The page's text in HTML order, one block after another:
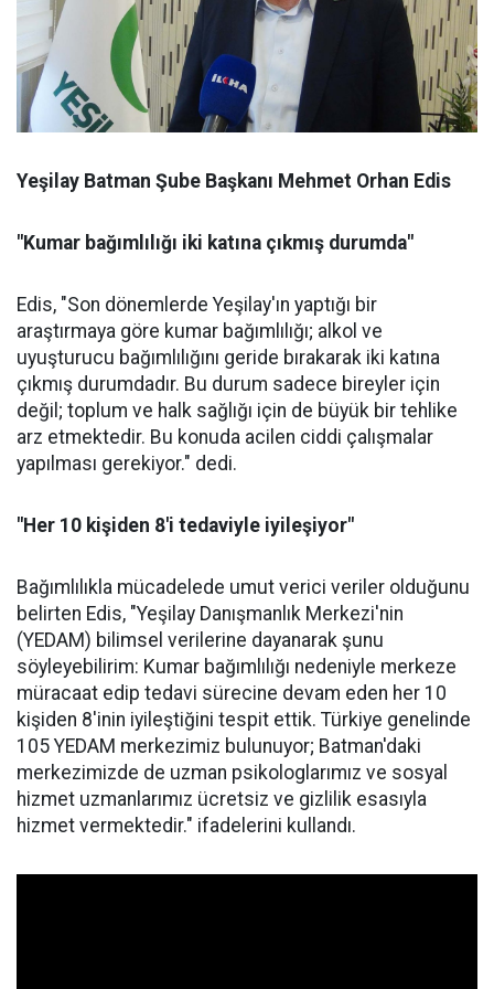
Yeşilay Batman Şube Başkanı Mehmet Orhan Edis
"Kumar bağımlılığı iki katına çıkmış durumda"
Edis, "Son dönemlerde Yeşilay'ın yaptığı bir
araştırmaya göre kumar bağımlılığı; alkol ve
uyuşturucu bağımlılığını geride bırakarak iki katına
çıkmış durumdadır. Bu durum sadece bireyler için
değil; toplum ve halk sağlığı için de büyük bir tehlike
arz etmektedir. Bu konuda acilen ciddi çalışmalar
yapılması gerekiyor." dedi.
"Her 10 kişiden 8'i tedaviyle iyileşiyor"
Bağımlılıkla mücadelede umut verici veriler olduğunu
belirten Edis, "Yeşilay Danışmanlık Merkezi'nin
(YEDAM) bilimsel verilerine dayanarak şunu
söyleyebilirim: Kumar bağımlılığı nedeniyle merkeze
müracaat edip tedavi sürecine devam eden her 10
kişiden 8'inin iyileştiğini tespit ettik. Türkiye genelinde
105 YEDAM merkezimiz bulunuyor; Batman'daki
merkezimizde de uzman psikologlarımız ve sosyal
hizmet uzmanlarımız ücretsiz ve gizlilik esasıyla
hizmet vermektedir." ifadelerini kullandı.